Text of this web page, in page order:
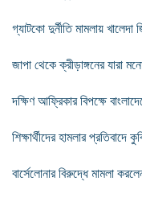
গ্যাটকো দুর্নীতি মামলায়
জাপা থেকে ক্রীড়াঙ্গনের যারা
দক্ষিণ আফ্রিকার বিপক্ষে
শিক্ষার্থীদের হামলার প্রতিবাদে
বার্সেলোনার বিরুদ্ধে মামলা